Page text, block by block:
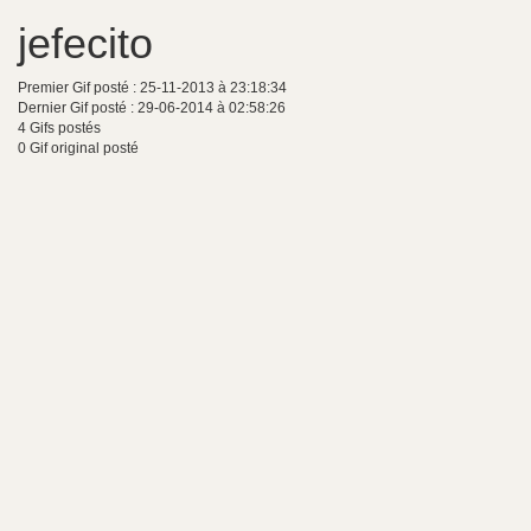
jefecito
Premier Gif posté : 25-11-2013 à 23:18:34
Dernier Gif posté : 29-06-2014 à 02:58:26
4 Gifs postés
0 Gif original posté